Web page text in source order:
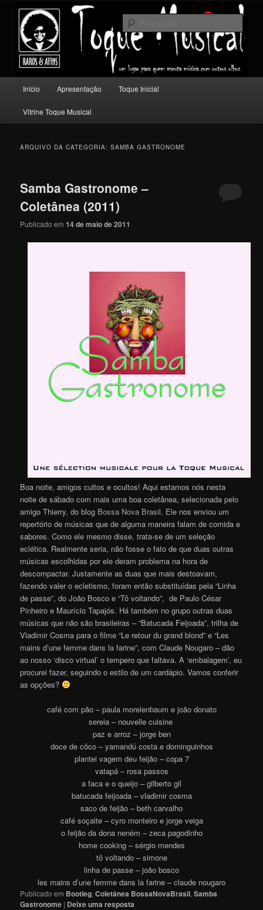
conteúdo
principal
conteúdo
secundário
Toque Musical
Um lugar para quem escuta música com outros olhos.
principal
Início Apresentação Toque Inicial
Vitrine Toque Musical
ARQUIVO DA CATEGORIA:SAMBA GASTRONOME
Samba Gastronome –
Coletânea (2011)
Publicado em14 de maio de 2011
Boa noite, amigos cultos e ocultos! Aqui estamos nós nesta
noite de sábado com mais uma boa coletânea, selecionada pelo
amigo Thierry, do blog Bossa Nova Brasil. Ele nos enviou um
repertório de músicas que de alguma maneira falam de comida e
sabores. Como ele mesmo disse, trata-se de um seleção
eclética. Realmente seria, não fosse o fato de que duas outras
músicas escolhidas por ele deram problema na hora de
descompactar. Justamente as duas que mais destoavam,
fazendo valer o ecletismo, foram então substituídas pela “Linha
de passe”, do João Bosco e “Tô voltando”, de Paulo César
Pinheiro e Maurício Tapajós. Há também no grupo outras duas
músicas que não são brasileiras – “Batucada Feijoada”, trilha de
Vladimir Cosma para o filme “Le retour du grand blond” e “Les
mains d’une femme dans la farine”, com Claude Nougaro – dão
ao nosso ‘disco virtual’ o tempero que faltava. A ‘embalagem’, eu
procurei fazer, seguindo o estilo de um cardápio. Vamos conferir
as opções?
café com pão – paula morelenbaum e joão donato
sereia – nouvelle cuisine
paz e arroz – jorge ben
doce de côco – yamandú costa e dominguinhos
plantei vagem deu feijão – copa 7
vatapá – rosa passos
a faca e o queijo – gilberto gil
batucada feijoada – vladimir cosma
saco de feijão – beth carvalho
café soçaite – cyro monteiro e jorge veiga
o feijão da dona neném – zeca pagodinho
home cooking – sérgio mendes
tô voltando – simone
linha de passe – joão bosco
les mains d’une femme dans la farine – claude nougaro
Publicado em Bootleg,Coletânea BossaNovaBrasil,Samba
Gastronome | Deixe uma resposta